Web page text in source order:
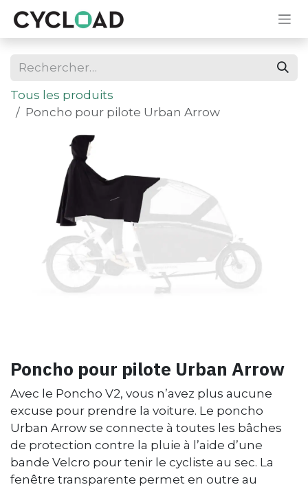
Se rendre au contenu
Tous les produits
Poncho pour pilote Urban Arrow
Poncho pour pilote Urban Arrow
Avec le Poncho V2, vous n’avez plus aucune
excuse pour prendre la voiture. Le poncho
Urban Arrow se connecte à toutes les bâches
de protection contre la pluie à l’aide d’une
bande Velcro pour tenir le cycliste au sec. La
fenêtre transparente permet en outre au